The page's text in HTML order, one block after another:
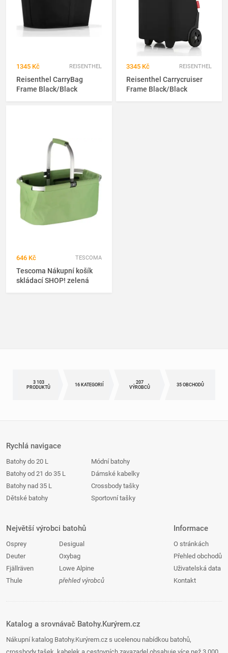
1345 Kč REISENTHEL
Reisenthel CarryBag
Frame Black/Black
3345 Kč REISENTHEL
Reisenthel Carrycruiser
Frame Black/Black
646 Kč TESCOMA
Tescoma Nákupní košík
skládací SHOP! zelená
3 103
PRODUKTŮ
16 KATEGORIÍ
207
VÝROBCŮ
35 OBCHODŮ
Rychlá navigace
Batohy do 20 L
Batohy od 21 do 35 L
Batohy nad 35 L
Dětské batohy
Módní batohy
Dámské kabelky
Crossbody tašky
Sportovní tašky
Největší výrobci batohů
Osprey
Deuter
Fjällräven
Thule
Desigual
Oxybag
Lowe Alpine
přehled výrobců
Informace
O stránkách
Přehled obchodů
Uživatelská data
Kontakt
Katalog a srovnávač Batohy.Kurýrem.cz
Nákupní katalog Batohy.Kurýrem.cz s ucelenou nabídkou batohů,